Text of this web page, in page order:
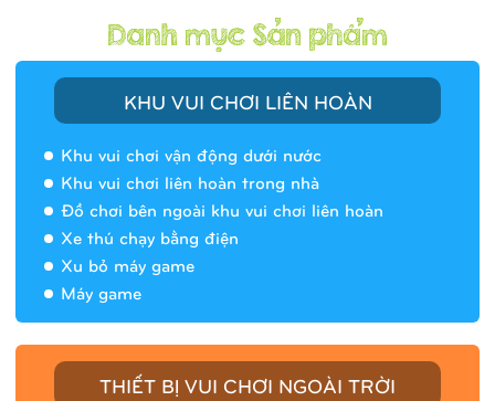
KHU VUI CHƠI LIÊN HOÀN
Khu vui chơi vận động dưới nước
Khu vui chơi liên hoàn trong nhà
Đồ chơi bên ngoài khu vui chơi liên hoàn
Xe thú chạy bằng điện
Xu bỏ máy game
Máy game
THIẾT BỊ VUI CHƠI NGOÀI TRỜI